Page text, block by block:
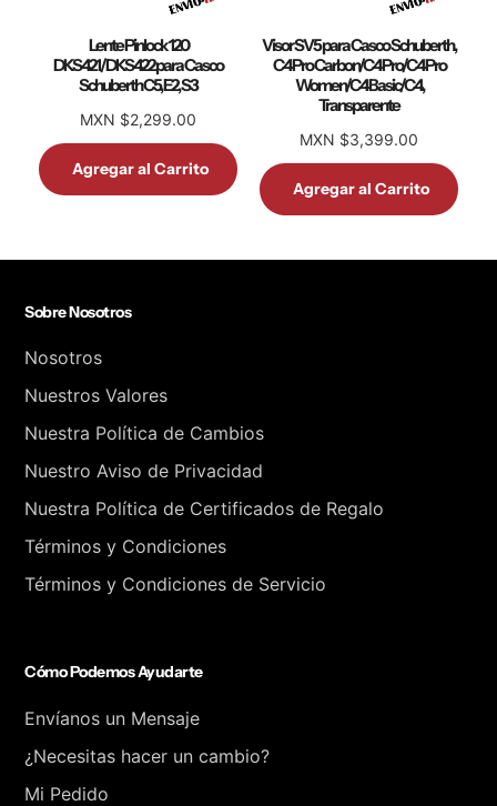
Lente Pinlock 120
DKS421/DKS422 para Casco
Schuberth C5, E2, S3
MXN $2,299.00
Agregar al Carrito
Visor SV5 para Casco Schuberth,
C4 Pro Carbon/C4 Pro/C4 Pro
Women/C4 Basic/C4,
Transparente
MXN $3,399.00
Agregar al Carrito
Sobre Nosotros
Nosotros
Nuestros Valores
Nuestra Política de Cambios
Nuestro Aviso de Privacidad
Nuestra Política de Certificados de Regalo
Términos y Condiciones
Términos y Condiciones de Servicio
Cómo Podemos Ayudarte
Envíanos un Mensaje
¿Necesitas hacer un cambio?
Mi Pedido